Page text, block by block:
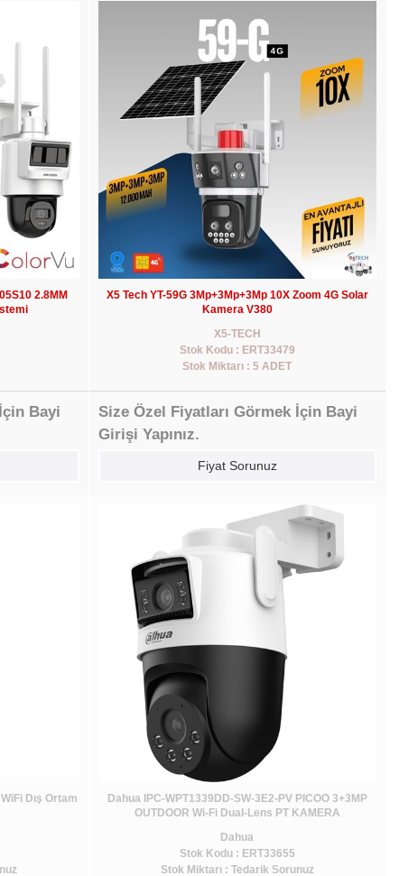
2.8MM
Bayi
X5 Tech YT-59G 3Mp+3Mp+3Mp 10X Zoom 4G Solar
Kamera V380
X5-TECH
Stok Kodu : ERT33479
Stok Miktarı : 5 ADET
Size Özel Fiyatları Görmek İçin Bayi
Girişi Yapınız.
Fiyat Sorunuz
Dış Ortam
Dahua IPC-WPT1339DD-SW-3E2-PV PICOO 3+3MP
OUTDOOR Wi-Fi Dual-Lens PT KAMERA
Dahua
Stok Kodu : ERT33655
Stok Miktarı : Tedarik Sorunuz